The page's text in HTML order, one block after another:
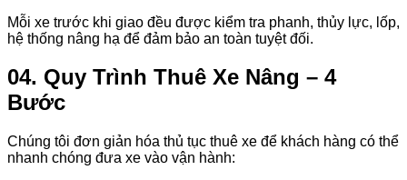
Mỗi xe trước khi giao đều được kiểm tra phanh, thủy lực, lốp,
hệ thống nâng hạ để đảm bảo an toàn tuyệt đối.
04. Quy Trình Thuê Xe Nâng – 4
Bước
Chúng tôi đơn giản hóa thủ tục thuê xe để khách hàng có thể
nhanh chóng đưa xe vào vận hành: